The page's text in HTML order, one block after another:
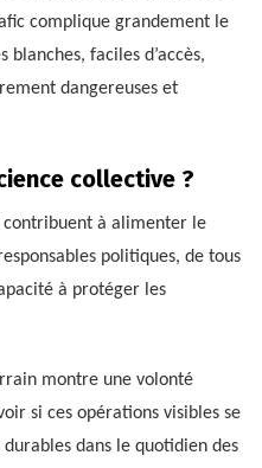
complique grandement le
faciles d’accès,
dangereuses et
collective ?
contribuent à alimenter le
politiques, de tous
à protéger les
montre une volonté
si ces opérations visibles se
dans le quotidien des